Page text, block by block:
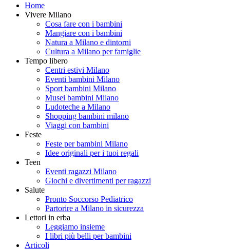
Home
Vivere Milano
Cosa fare con i bambini
Mangiare con i bambini
Natura a Milano e dintorni
Cultura a Milano per famiglie
Tempo libero
Centri estivi Milano
Eventi bambini Milano
Sport bambini Milano
Musei bambini Milano
Ludoteche a Milano
Shopping bambini milano
Viaggi con bambini
Feste
Feste per bambini Milano
Idee originali per i tuoi regali
Teen
Eventi ragazzi Milano
Giochi e divertimenti per ragazzi
Salute
Pronto Soccorso Pediatrico
Partorire a Milano in sicurezza
Lettori in erba
Leggiamo insieme
I libri più belli per bambini
Articoli